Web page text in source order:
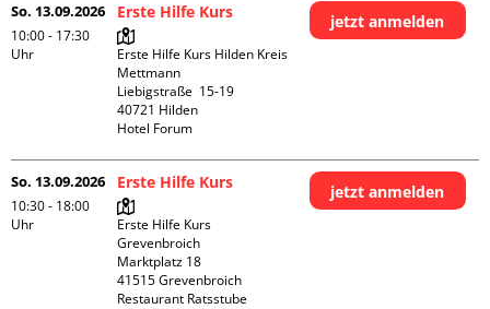
So. 13.09.2026
10:00 - 17:30
Uhr
Erste Hilfe Kurs
Erste Hilfe Kurs Hilden Kreis
Mettmann
Liebigstraße  15-19
40721 Hilden
Hotel Forum
jetzt anmelden
So. 13.09.2026
10:30 - 18:00
Uhr
Erste Hilfe Kurs
Erste Hilfe Kurs
Grevenbroich
Marktplatz 18
41515 Grevenbroich
Restaurant Ratsstube
jetzt anmelden